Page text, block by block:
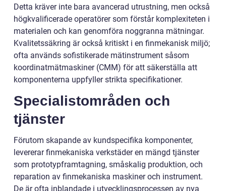
Detta kräver inte bara avancerad utrustning, men också
högkvalificerade operatörer som förstår komplexiteten i
materialen och kan genomföra noggranna mätningar.
Kvalitetssäkring är också kritiskt i en finmekanisk miljö;
ofta används sofistikerade mätinstrument såsom
koordinatmätmaskiner (CMM) för att säkerställa att
komponenterna uppfyller strikta specifikationer.
Specialistområden och
tjänster
Förutom skapande av kundspecifika komponenter,
levererar finmekaniska verkstäder en mängd tjänster
som prototypframtagning, småskalig produktion, och
reparation av finmekaniska maskiner och instrument.
De är ofta inblandade i utvecklingsprocessen av nya